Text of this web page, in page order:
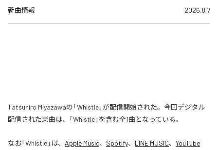
新曲情報 2026.8.7
Tatsuhiro Miyazawaの「Whistle」が配信開始された。今回デジタル
配信された楽曲は、「Whistle」を含む全1曲となっている。
なお「Whistle」は、 Apple Music、 Spotify、 LINE MUSIC、 YouTube